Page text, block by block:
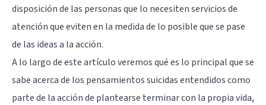
disposición de las personas que lo necesiten servicios de
atención que eviten en la medida de lo posible que se pase
de las ideas a la acción.
A lo largo de este artículo veremos qué es lo principal que se
sabe acerca de los pensamientos suicidas entendidos como
parte de la acción de plantearse terminar con la propia vida,